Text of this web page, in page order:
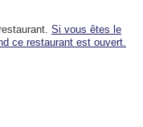
Si vous êtes le
ce restaurant est ouvert.